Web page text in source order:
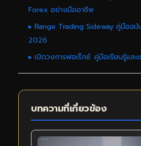
Forex อย่างมืออาชีพ
▸ Range Trading Sideway คู่มือฉ
2026
▸ เปิดวงการฟอเร็กซ์: คู่มือเรียนรู้แล
บทความที่เกี่ยวข้อง